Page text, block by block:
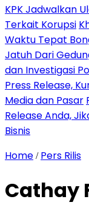
KPK Jadwalkan
Terkait Korupsi
Waktu Tepat
Jatuh Dari
dan Investigasi
Press Release,
Media dan Pasar
Release Anda,
Bisnis
Home / Pers Rilis
Cathay